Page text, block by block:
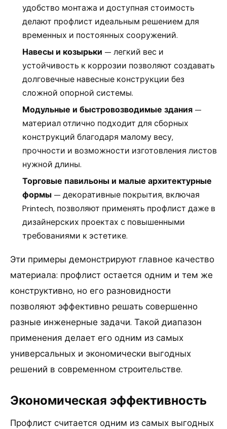
удобство монтажа и доступная стоимость
делают профлист идеальным решением для
временных и постоянных сооружений.
Навесы и козырьки — легкий вес и
устойчивость к коррозии позволяют создавать
долговечные навесные конструкции без
сложной опорной системы.
Модульные и быстровозводимые здания —
материал отлично подходит для сборных
конструкций благодаря малому весу,
прочности и возможности изготовления листов
нужной длины.
Торговые павильоны и малые архитектурные
формы — декоративные покрытия, включая
Printech, позволяют применять профлист даже в
дизайнерских проектах с повышенными
требованиями к эстетике.
Эти примеры демонстрируют главное качество
материала: профлист остается одним и тем же
конструктивно, но его разновидности
позволяют эффективно решать совершенно
разные инженерные задачи. Такой диапазон
применения делает его одним из самых
универсальных и экономически выгодных
решений в современном строительстве.
Экономическая эффективность
Профлист считается одним из самых выгодных